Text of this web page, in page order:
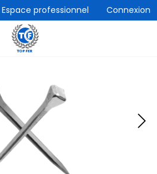
Espace professionnel Connexion